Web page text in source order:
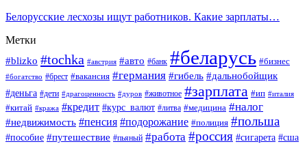
Белорусские лесхозы ищут работников. Какие зарплаты…
Метки
#blizko #tochka #австрия #авто #банк #беларусь #бизнес
#богатство #брест #вакансия #германия #гибель #дальнобойщик
#деньга #дети #драгоценность #дуров #животное #зарплата #ип #италия
#китай #кража #кредит #курс_валют #литва #медицина #налог
#недвижимость #пенсия #подорожание #полиция #польша
#пособие #путешествие #пьяный #работа #россия #сигарета #сша